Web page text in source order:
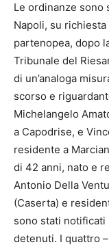
Le ordinanze sono
Napoli, su
partenopea, dopo
Tribunale del
di un’analoga
scorso e
Michelangelo
a Capodrise, e
residente a
di 42 anni, nato e
Antonio Della
(Caserta) e
sono stati notificati
detenuti. I quattro